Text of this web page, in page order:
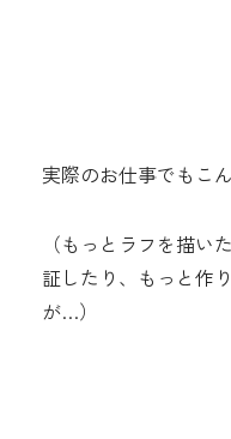
実際のお仕事でもこ
（もっとラフを描い
証したり、もっと作
が…）